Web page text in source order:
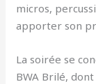
micros,
apporter son
La soirée se
BWA Brilé,